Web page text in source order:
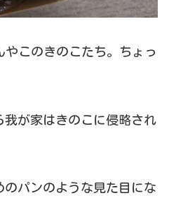
このきのこたち。ちょっ
我が家はきのこに侵略され
パンのような見た目にな